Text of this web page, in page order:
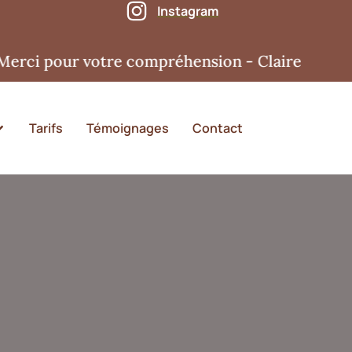
Instagram
votre compréhension - Claire
Tarifs Témoignages Contact